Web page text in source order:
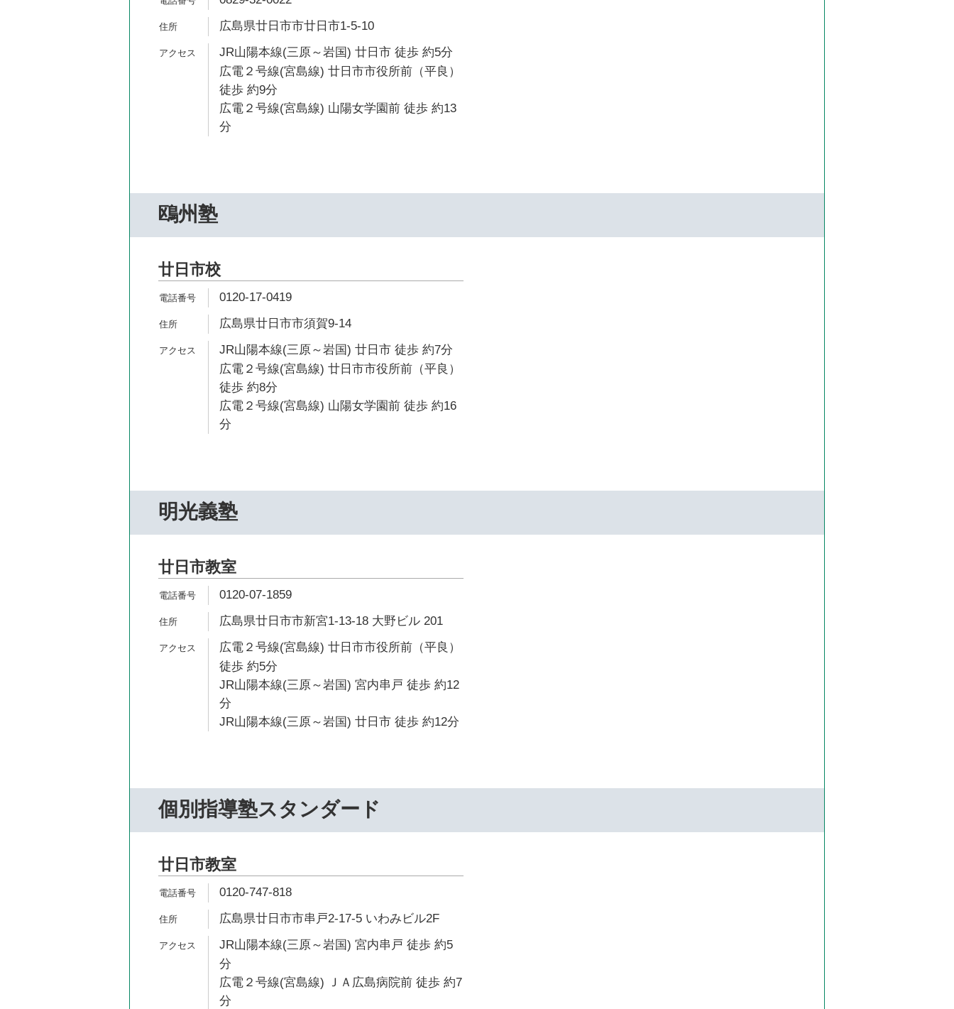
広島県廿日市市廿日市1-5-10
JR山陽本線(三原～岩国) 廿日市 徒歩 約5分
広電２号線(宮島線) 廿日市市役所前（平良）
徒歩 約9分
広電２号線(宮島線) 山陽女学園前 徒歩 約13
分
鴎州塾
廿日市校
0120-17-0419
広島県廿日市市須賀9-14
JR山陽本線(三原～岩国) 廿日市 徒歩 約7分
広電２号線(宮島線) 廿日市市役所前（平良）
徒歩 約8分
広電２号線(宮島線) 山陽女学園前 徒歩 約16
分
明光義塾
廿日市教室
0120-07-1859
広島県廿日市市新宮1-13-18 大野ビル 201
広電２号線(宮島線) 廿日市市役所前（平良）
徒歩 約5分
JR山陽本線(三原～岩国) 宮内串戸 徒歩 約12
分
JR山陽本線(三原～岩国) 廿日市 徒歩 約12分
個別指導塾スタンダード
廿日市教室
0120-747-818
広島県廿日市市串戸2-17-5 いわみビル2F
JR山陽本線(三原～岩国) 宮内串戸 徒歩 約5
分
広電２号線(宮島線) ＪＡ広島病院前 徒歩 約7
分